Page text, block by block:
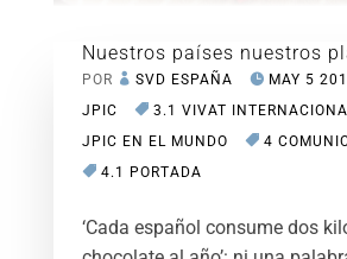
Nuestros países nuestros
POR SVD ESPAÑA MAY 5
JPIC
3.1 VIVAT
JPIC EN EL MUNDO
4
4.1 PORTADA
‘Cada español consume dos